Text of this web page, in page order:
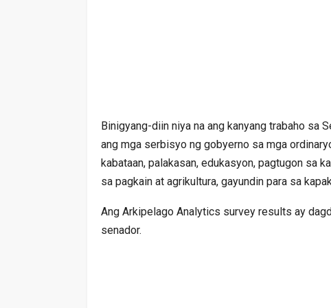
Binigyang-diin niya na ang kanyang trabaho sa
ang mga serbisyo ng gobyerno sa mga
kabataan, palakasan, edukasyon, pagtugon sa
sa pagkain at agrikultura, gayundin para sa
Ang Arkipelago Analytics survey results ay
senador.